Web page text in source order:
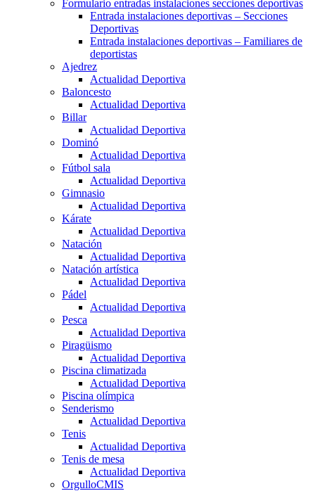
Formulario entradas instalaciones secciones deportivas
Entrada instalaciones deportivas – Secciones
Deportivas
Entrada instalaciones deportivas – Familiares de
deportistas
Ajedrez
Actualidad Deportiva
Baloncesto
Actualidad Deportiva
Billar
Actualidad Deportiva
Dominó
Actualidad Deportiva
Fútbol sala
Actualidad Deportiva
Gimnasio
Actualidad Deportiva
Kárate
Actualidad Deportiva
Natación
Actualidad Deportiva
Natación artística
Actualidad Deportiva
Pádel
Actualidad Deportiva
Pesca
Actualidad Deportiva
Piragüismo
Actualidad Deportiva
Piscina climatizada
Actualidad Deportiva
Piscina olímpica
Senderismo
Actualidad Deportiva
Tenis
Actualidad Deportiva
Tenis de mesa
Actualidad Deportiva
OrgulloCMIS